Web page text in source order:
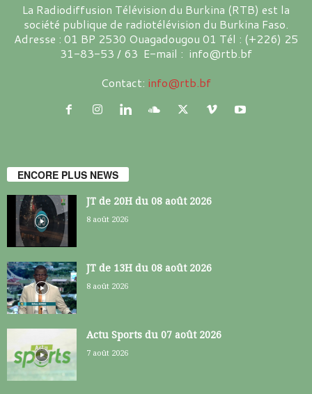
La Radiodiffusion Télévision du Burkina (RTB) est la
société publique de radiotélévision du Burkina Faso.
Adresse : 01 BP 2530 Ouagadougou 01 Tél : (+226) 25
31-83-53 / 63 E-mail : info@rtb.bf
Contact: info@rtb.bf
ENCORE PLUS NEWS
JT de 20H du 08 août 2026
8 août 2026
JT de 13H du 08 août 2026
8 août 2026
Actu Sports du 07 août 2026
7 août 2026